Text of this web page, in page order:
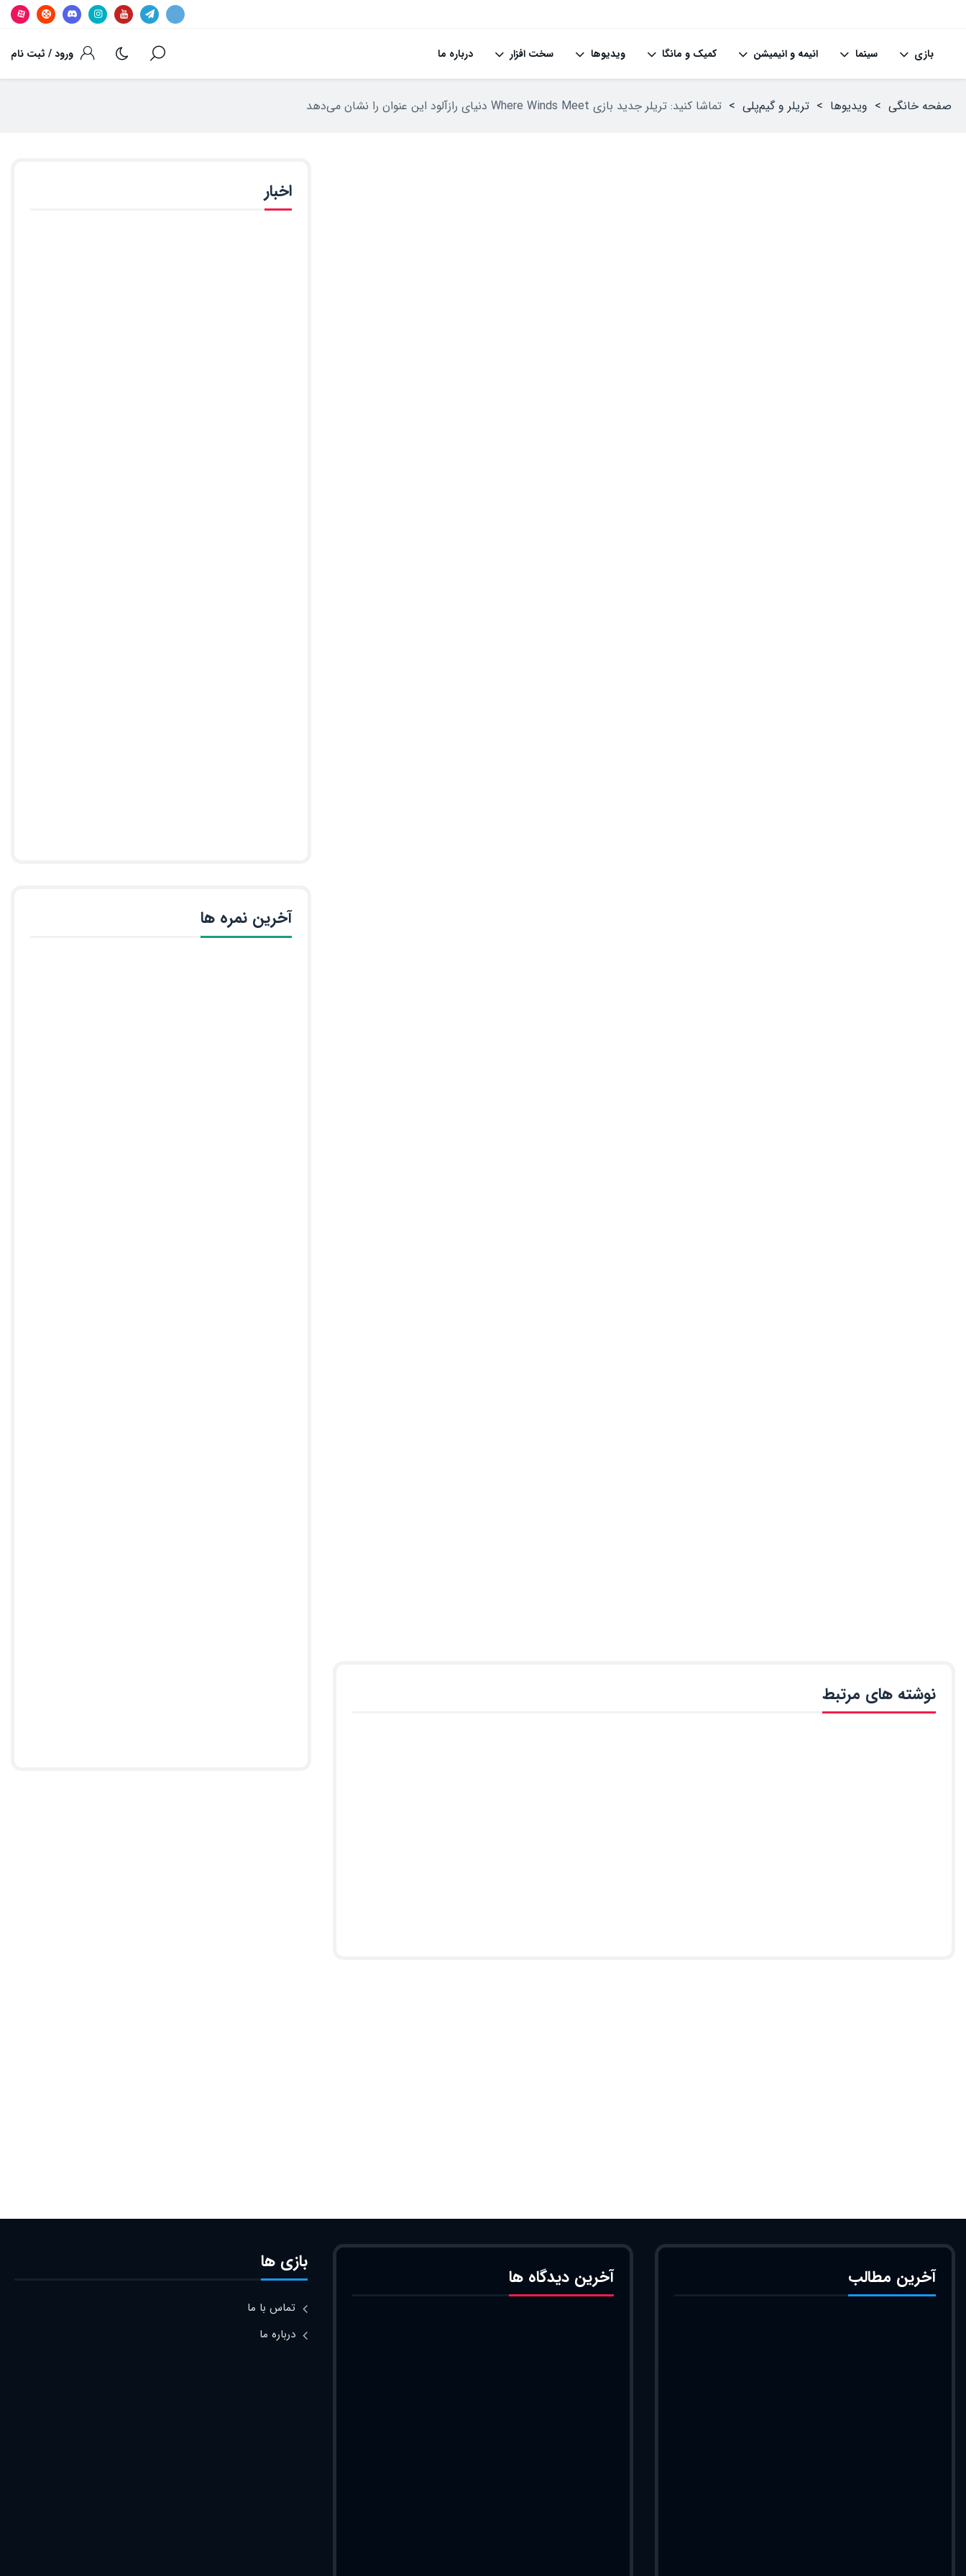
ورود / ثبت نام بازی سینما انیمه و انیمیشن کمیک و مانگا ویدیوها سخت افزار درباره ما
صفحه خانگی > ویدیوها > تریلر و گیم‌پلی > تماشا کنید: تریلر جدید بازی Where Winds Meet دنیای رازآلود این عنوان را نشان می‌دهد
نوشته های مرتبط
اخبار
آخرین نمره ها
آخرین مطالب آخرین دیدگاه ها
بازی ها
تماس با ما
درباره ما